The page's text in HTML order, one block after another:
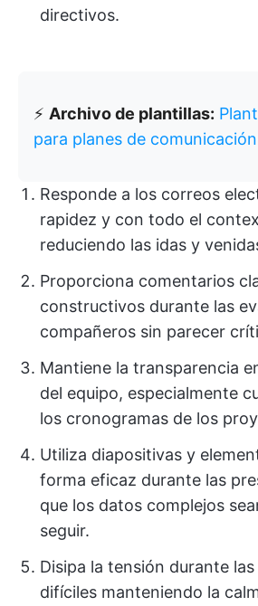
directivos.
⚡️ Archivo de plantillas:
para planes de
Responde a los correos
rapidez y con todo el
reduciendo las idas y
Proporciona comentarios
constructivos durante las
compañeros sin parecer
Mantiene la transparencia
del equipo, especialmente
los cronogramas de los
Utiliza diapositivas y
forma eficaz durante las
que los datos complejos
seguir.
Disipa la tensión durante
difíciles manteniendo la